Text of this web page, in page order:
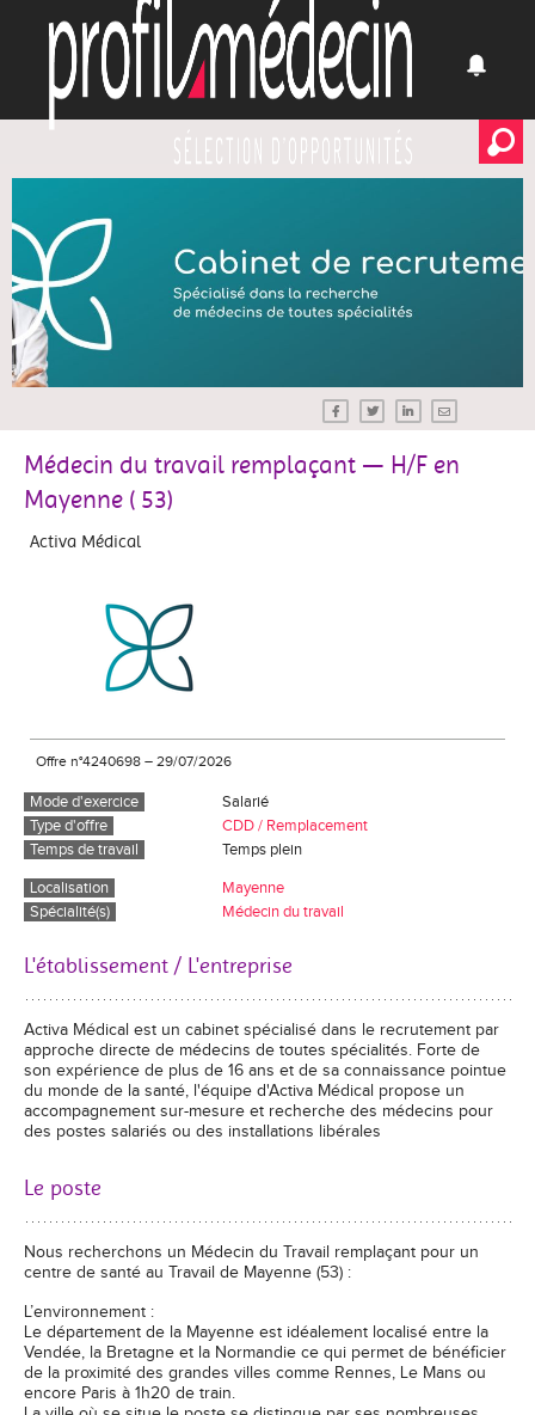
Médecin du travail remplaçant — H/F en
Mayenne ( 53)
Activa Médical
Offre n°4240698 – 29/07/2026
Mode d'exercice
Salarié
Type d'offre
CDD / Remplacement
Temps de travail
Temps plein
Localisation
Mayenne
Spécialité(s)
Médecin du travail
L'établissement / L'entreprise
Activa Médical est un cabinet spécialisé dans le recrutement par
approche directe de médecins de toutes spécialités. Forte de
son expérience de plus de 16 ans et de sa connaissance pointue
du monde de la santé, l'équipe d'Activa Médical propose un
accompagnement sur-mesure et recherche des médecins pour
des postes salariés ou des installations libérales
Le poste
Nous recherchons un Médecin du Travail remplaçant pour un
centre de santé au Travail de Mayenne (53) :
L’environnement :
Le département de la Mayenne est idéalement localisé entre la
Vendée, la Bretagne et la Normandie ce qui permet de bénéficier
de la proximité des grandes villes comme Rennes, Le Mans ou
encore Paris à 1h20 de train.